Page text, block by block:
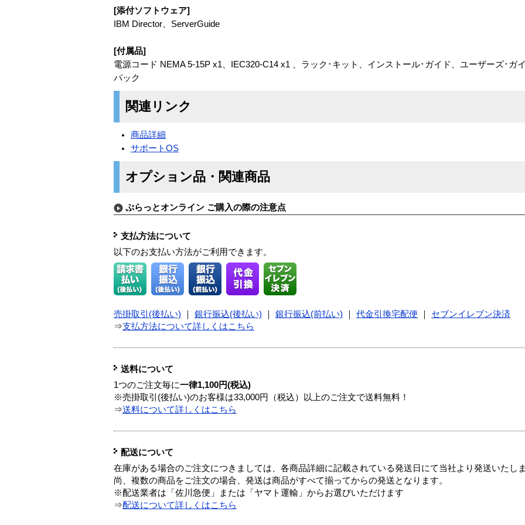
[添付ソフトウェア]
IBM Director、ServerGuide
[付属品]
電源コード NEMA 5-15P x1、IEC320-C14 x1 、ラック･キット、インストール･ガイド、ユーザーズ･ガ
パック
関連リンク
商品詳細
サポートOS
オプション品・関連商品
ぷらっとオンライン ご購入の際の注意点
支払方法について
以下のお支払い方法がご利用できます。
売掛取引(後払い) 銀行振込(後払い) 銀行振込(前払い) 代金引換宅配便
セブンイレブン決済
⇒支払方法について詳しくはこちら
送料について
1つのご注文毎に一律1,100円(税込)
※売掛取引(後払い)のお客様は33,000円（税込）以上のご注文で送料無料！
⇒送料について詳しくはこちら
配送について
在庫がある場合のご注文につきましては、各商品詳細に記載されている発送日にて当社より発送いたし
尚、複数の商品をご注文の場合、発送は商品がすべて揃ってからの発送となります。
※配送業者は「佐川急便」または「ヤマト運輸」からお選びいただけます
⇒配送について詳しくはこちら